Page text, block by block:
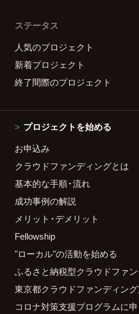
ステータス
人気のプロジェクト
新着プロジェクト
終了間際のプロジェクト
プロジェクトを始める
お申込み
クラウドファンディングとは
基本的な手順・流れ
成功事例の解説
メリット・デメリット
Fellowship
"ローカル"の活動を始める
ふるさと納税型クラウドファ
東京都クラウドファンディン
コロナ対策支援プログラムに